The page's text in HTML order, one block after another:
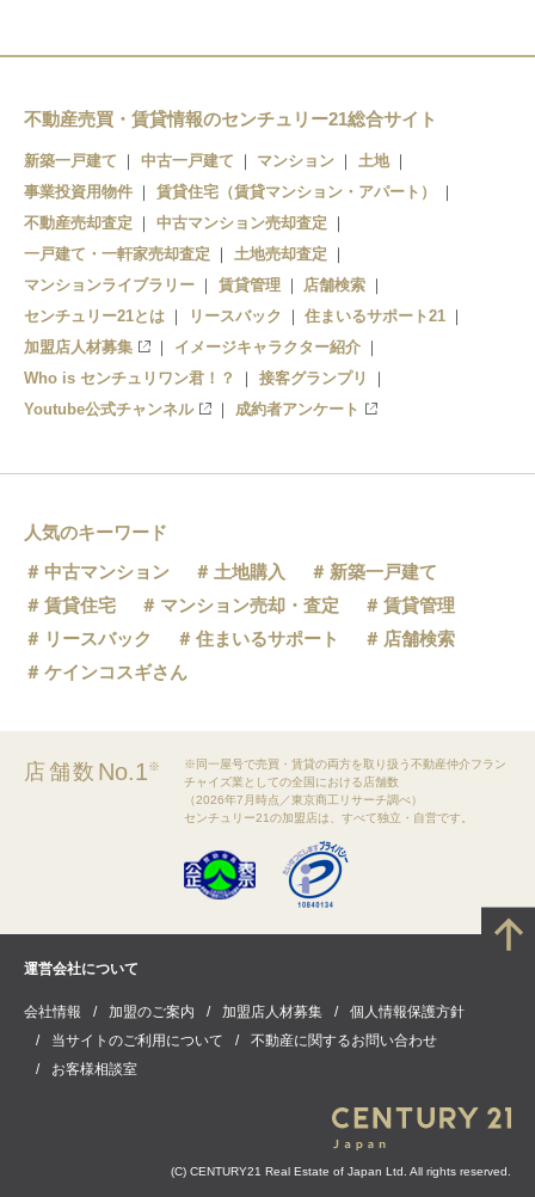
不動産売買・賃貸情報のセンチュリー21総合サイト
新築一戸建て 中古一戸建て マンション
土地
事業投資用物件
賃貸住宅（賃貸マンション・アパート）
不動産売却査定
中古マンション売却査定
一戸建て・一軒家売却査定
土地売却査定
マンションライブラリー
賃貸管理
店舗検索
センチュリー21とは
リースバック
住まいるサポート21
加盟店人材募集
イメージキャラクター紹介
Who is センチュリワン君！？
接客グランプリ
Youtube公式チャンネル
成約者アンケート
人気のキーワード
中古マンション
土地購入
新築一戸建て
賃貸住宅
マンション売却・査定
賃貸管理
リースバック
住まいるサポート
店舗検索
ケインコスギさん
店舗数 No.1※
※同一屋号で売買・賃貸の両方を取り扱う不動産仲介フラン
チャイズ業としての全国における店舗数
（2026年7月時点／東京商工リサーチ調べ）
センチュリー21の加盟店は、すべて独立・自営です。
運営会社について
会社情報 加盟のご案内 加盟店人材募集
個人情報保護方針
当サイトのご利用について
不動産に関するお問い合わせ
お客様相談室
(C) CENTURY21 Real Estate of Japan Ltd. All rights reserved.